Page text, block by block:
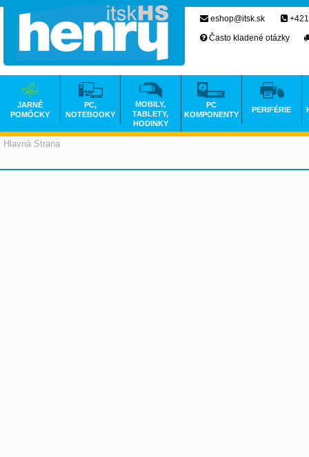
Hlavná Strana
eshop@itsk.sk
Často kladené otázky
JARNÉ
POMÔCKY
PC,
NOTEBOOKY
MOBILY,
TABLETY,
HODINKY
PC
KOMPONENTY
PERIFÉRIE